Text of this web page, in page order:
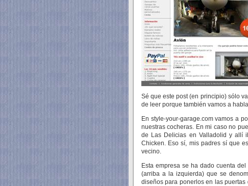
Sé que este post (en principio) sólo
de leer porque también vamos a
En style-your-garage.com vamos a
nuestras cocheras. En mi caso no
de Las Delicias en Valladolid y allí
Chicken. Eso sí, mis padres sí que
vecino.
Esta empresa se ha dado cuenta
(arriba a la izquierda) que se
diseños para ponerlos en las